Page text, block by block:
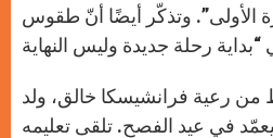
الأولى”. وتذكّر أيضًا أنّ طقوس
من رعية فرانشيسكا خالق، ولد
في عيد الفصح. تلقى تعليمه